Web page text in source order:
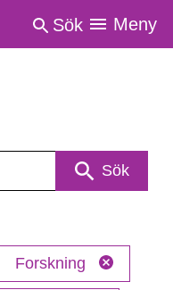
Sök Meny
Sök
Forskning